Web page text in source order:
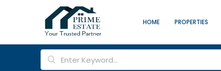
HOME PROPERTIES